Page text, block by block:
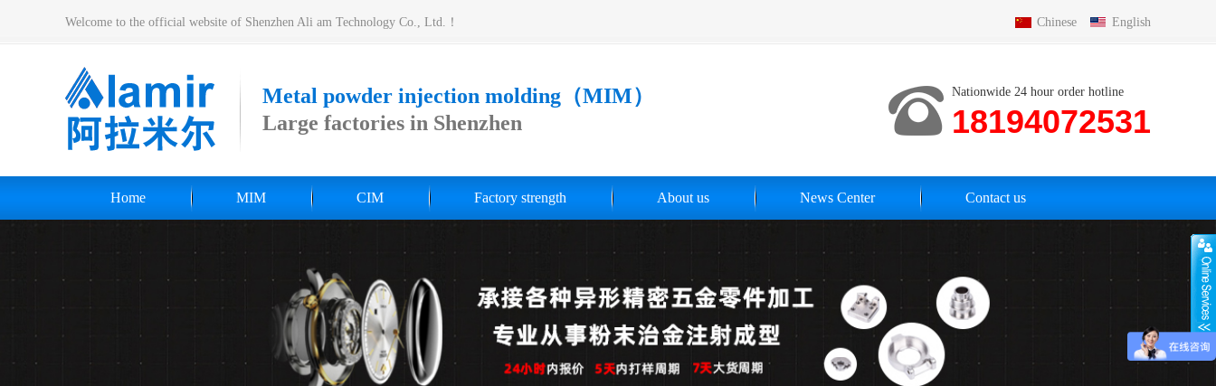
Welcome to the official website of Shenzhen Ali am Technology Co., Ltd.！ Chinese English
Metal powder injection molding（MIM）
Large factories in Shenzhen
Nationwide 24 hour order hotline
18194072531
Home MIM CIM Factory strength About us News Center Contact us